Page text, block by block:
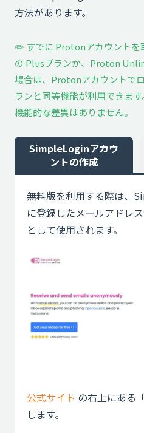
方法があります。
✏️ すでに Protonアカウントを
の Plusプランか、Proton
場合は、Protonアカウントで
ランと同等機能が利用できま
機能的な差異はありません。
SimpleLoginアカウ
ントの作成
無料版を利用する際は、
に登録したメールアドレ
として使用されます。
公式サイト の右上にある
します。